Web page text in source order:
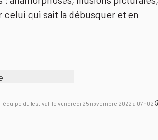
qui sait la débusquer et en
l'équipe du festival, le vendredi 25 novembre 2022 à 07h02